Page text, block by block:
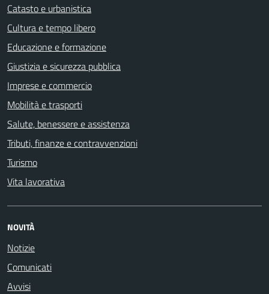
Catasto e urbanistica
Cultura e tempo libero
Educazione e formazione
Giustizia e sicurezza pubblica
Imprese e commercio
Mobilità e trasporti
Salute, benessere e assistenza
Tributi, finanze e contravvenzioni
Turismo
Vita lavorativa
NOVITÀ
Notizie
Comunicati
Avvisi